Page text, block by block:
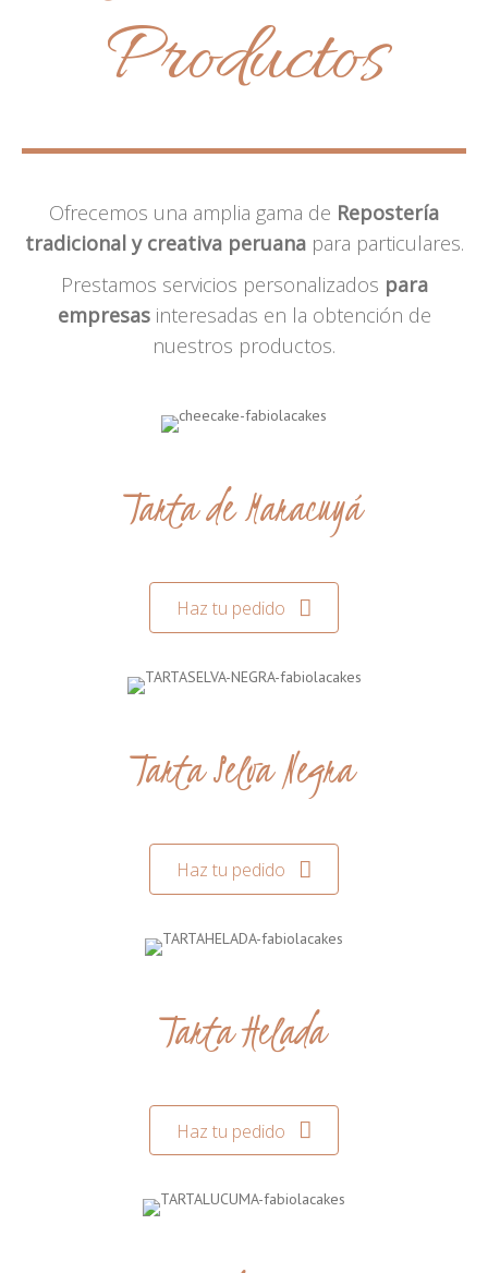
Productos
Ofrecemos una amplia gama de Repostería
tradicional y creativa peruanapara particulares.
Prestamos servicios personalizados para
empresasinteresadas en la obtención de
nuestros productos.
Tarta de Maracuyá
Haz tu pedido
Tarta Selva Negra
Haz tu pedido
Tarta Helada
Haz tu pedido